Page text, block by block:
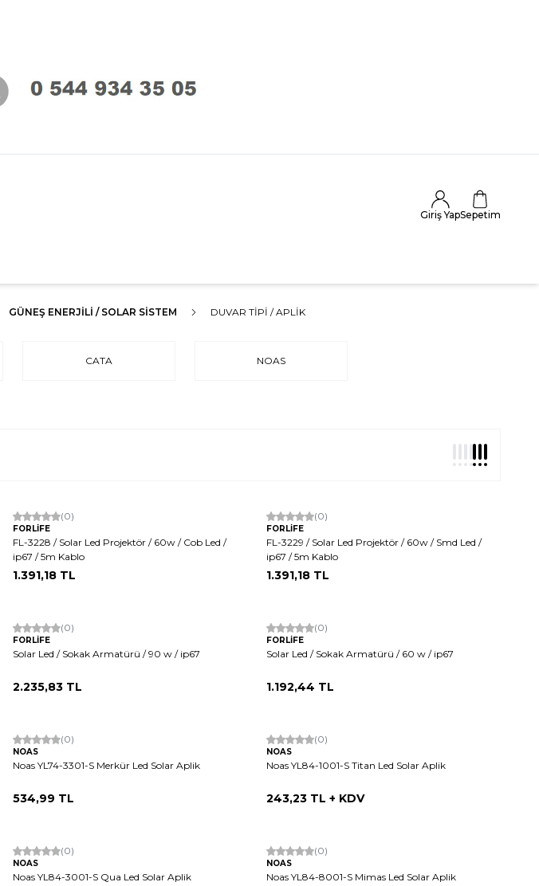
Giriş YapSepetim
GÜNEŞ ENERJİLİ / SOLAR SİSTEM DUVAR TIPI / APLIK
CATA NOAS
(0)
FORLİFE
FL-3228 / Solar Led Projektör / 60w / Cob Led /
ip67 / 5m Kablo
1.391,18 TL
(0)
FORLİFE
FL-3229 / Solar Led Projektör / 60w / Smd Led /
ip67 / 5m Kablo
1.391,18 TL
(0)
FORLİFE
Solar Led / Sokak Armatürü / 90 w / ip67
2.235,83 TL
(0)
FORLİFE
Solar Led / Sokak Armatürü / 60 w / ip67
1.192,44 TL
(0)
NOAS
Noas YL74-3301-S Merkür Led Solar Aplik
534,99 TL
(0)
NOAS
Noas YL84-1001-S Titan Led Solar Aplik
243,23 TL + KDV
(0)
NOAS
Noas YL84-3001-S Qua Led Solar Aplik
(0)
NOAS
Noas YL84-8001-S Mimas Led Solar Aplik